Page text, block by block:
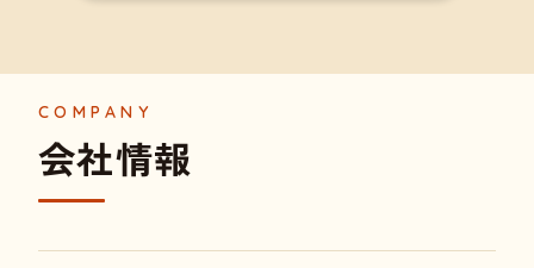
会社情報